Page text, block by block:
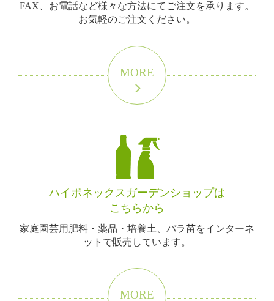
FAX、お電話など様々な方法にてご注文を承ります。
お気軽のご注文ください。
MORE
ハイポネックスガーデンショップは
こちらから
家庭園芸用肥料・薬品・培養土、バラ苗をインターネ
ットで販売しています。
MORE